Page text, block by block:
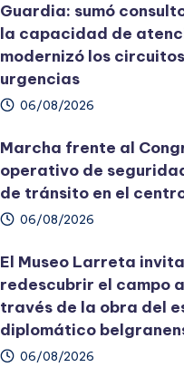
Guardia: sumó
la capacidad de
modernizó los
urgencias
06/08/2026
Marcha frente al
operativo de
de tránsito en el
06/08/2026
El Museo Larreta
redescubrir el campo
través de la obra del
diplomático
06/08/2026